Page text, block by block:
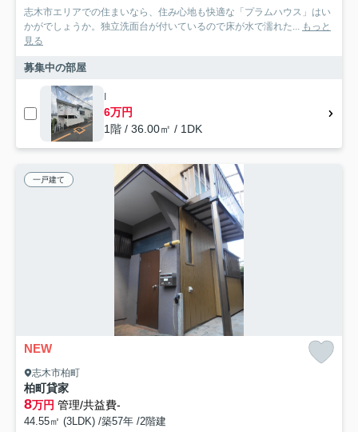
志木市エリアでの住まいなら、住み心地も快適な「プラムハウス」はい
かがでしょうか。独立洗面台が付いているので床が水で濡れた... もっと
見る
募集中の部屋
6万円
1階 / 36.00㎡ / 1DK
一戸建て
NEW
志木市柏町
柏町貸家
8万円 管理/共益費-
44.55㎡ (3LDK) /築57年 /2階建